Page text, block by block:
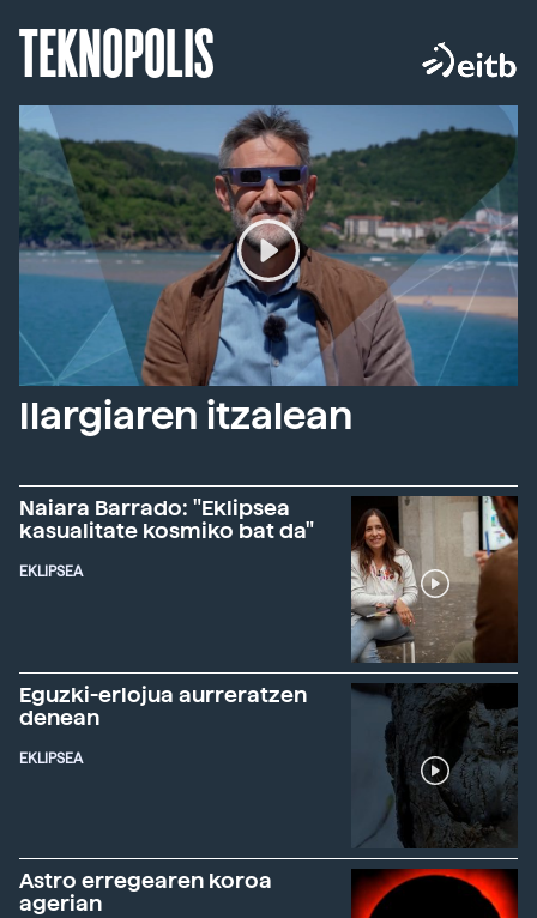
TEKNOPOLIS
Ilargiaren itzalean
Naiara Barrado: "Eklipsea
kasualitate kosmiko bat da"
EKLIPSEA
Eguzki-erlojua aurreratzen
denean
EKLIPSEA
Astro erregearen koroa
agerian